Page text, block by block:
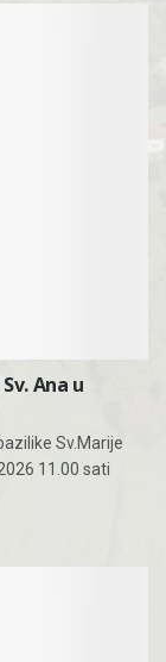
Ana u
Sv.Marije
11.00 sati